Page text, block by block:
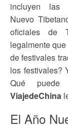
incluyen las
Nuevo
oficiales de
legalmente
de festivales
los festivales?
Qué
ViajedeChina
El Año